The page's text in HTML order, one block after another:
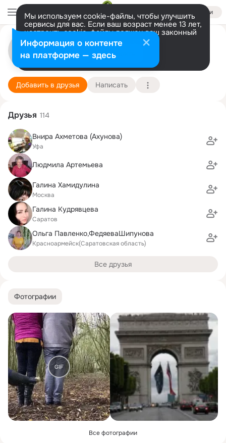
Войти
Мы используем cookie-файлы, чтобы улучшить
сервисы для вас. Если ваш возраст менее 13 лет,
настроить cookie-файлы должен ваш законный
представитель. Больше информации
Разрешить все Настроить
Anton Kochelayev
Moskva 11 июля Подробнее
Добавить в друзья Написать
Фотографии
GIF
Все фотографии
Друзья 114
Внира Ахметова (Ахунова)
Уфа
Людмила Артемьева
Галина Хамидулина
Москва
Галина Кудрявцева
Саратов
Ольга Павленко,ФедяеваШипунова
Красноармейск(Саратовская область)
Все друзья
Информация о контенте
на платформе — здесь